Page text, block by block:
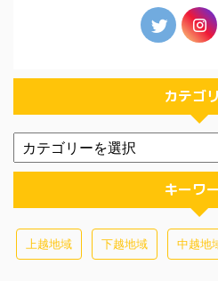
カテゴ
キーワ
上越地域 下越地域 中越地